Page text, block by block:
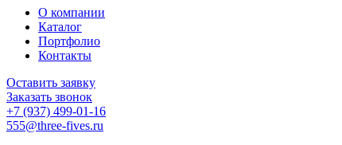
О компании
Каталог
Портфолио
Контакты
Оставить заявку
Заказать звонок
+7 (937) 499-01-16
555@three-fives.ru